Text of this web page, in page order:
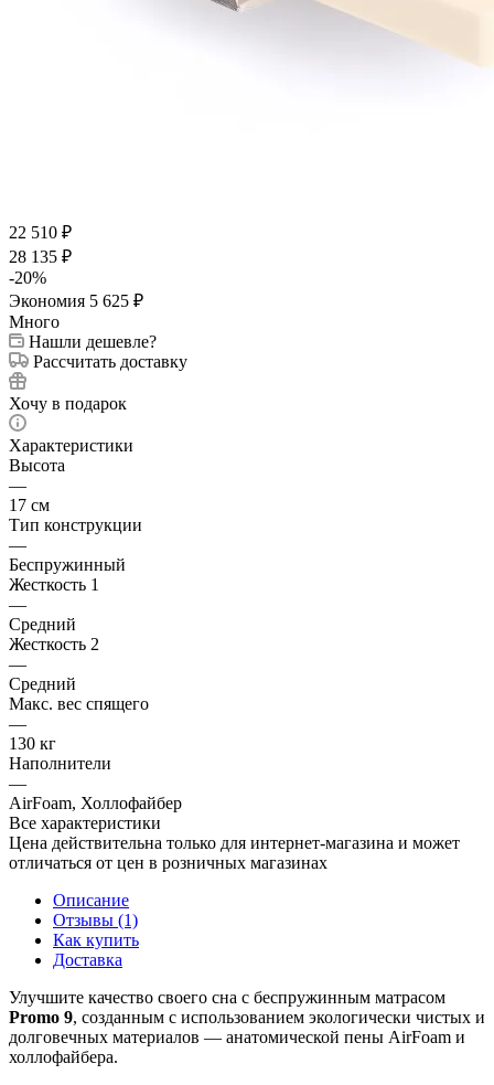
22 510 ₽
28 135 ₽
-20%
Экономия 5 625 ₽
Много
Нашли дешевле?
Рассчитать доставку
Хочу в подарок
Характеристики
Высота
—
17 см
Тип конструкции
—
Беспружинный
Жесткость 1
—
Средний
Жесткость 2
—
Средний
Макс. вес спящего
—
130 кг
Наполнители
—
AirFoam, Холлофайбер
Все характеристики
Цена действительна только для интернет-магазина и может
отличаться от цен в розничных магазинах
Описание
Отзывы (1)
Как купить
Доставка
Улучшите качество своего сна с беспружинным матрасом
Promo 9, созданным с использованием экологически чистых и
долговечных материалов — анатомической пены AirFoam и
холлофайбера.